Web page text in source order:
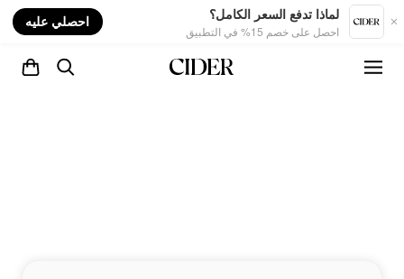
لماذا تدفع السعر الكامل؟
احصل على خصم 15% في التطبيق
احصلي عليه